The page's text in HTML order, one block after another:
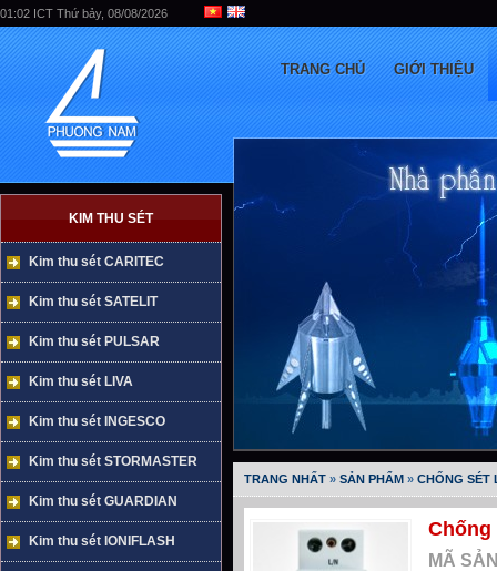
01:02 ICT Thứ bảy, 08/08/2026
TRANG CHỦ GIỚI THIỆU
KIM THU SÉT
Kim thu sét CARITEC
Kim thu sét SATELIT
Kim thu sét PULSAR
Kim thu sét LIVA
Kim thu sét INGESCO
Kim thu sét STORMASTER
Kim thu sét GUARDIAN
Kim thu sét IONIFLASH
TRANG NHẤT » SẢN PHẨM » CHỐNG SÉT
Chống
MÃ